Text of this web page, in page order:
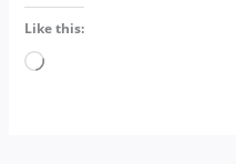
Like this:
Loading…